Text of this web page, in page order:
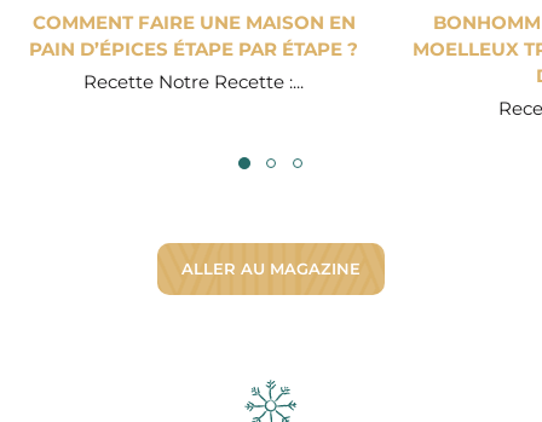
COMMENT FAIRE UNE MAISON EN
PAIN D’ÉPICES ÉTAPE PAR ÉTAPE ?
Recette Notre Recette :...
MOELLEUX
ALLER AU MAGAZINE